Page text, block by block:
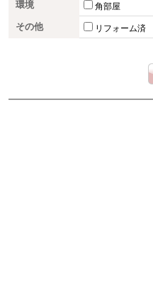
環境 角部屋
その他 リフォーム済